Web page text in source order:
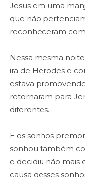
Jesus em uma
que não
reconheceram
Nessa mesma
ira de Herodes e
estava
retornaram para
diferentes.
E os sonhos
sonhou também
e decidiu não mais
causa desses